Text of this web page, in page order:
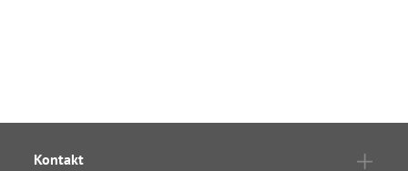
Kontakt